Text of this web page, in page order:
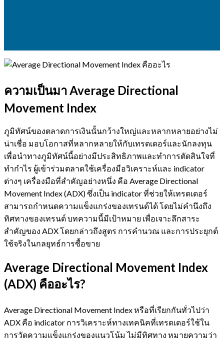
ความเป็นมา Average Directional
Movement Index
ภูมิทัศน์ของตลาดการเงินนั้นกว้างใหญ่และหลากหลายอย่างไม่
น่าเชื่อ มอบโอกาสที่หลากหลายให้กับเทรดเดอร์และนักลงทุน
เพื่อนำทางภูมิทัศน์นี้อย่างมีประสิทธิภาพและทำการตัดสินใจที่
ทำกำไร ผู้เข้าร่วมตลาดใช้เครื่องมือวิเคราะห์และ indicator
ต่างๆ เครื่องมือที่สำคัญอย่างหนึ่ง คือ Average Directional
Movement Index (ADX) ซึ่งเป็น indicator ที่ช่วยให้เทรดเดอร์
สามารถกำหนดความแข็งแกร่งของเทรนด์ได้ โดยไม่คำนึงถึง
ทิศทางของเทรนด์ บทความนี้มีเป้าหมาย เพื่อเจาะลึกสาระ
สำคัญของ ADX โดยกล่าวถึงสูตร การคำนวณ และการประยุกต์
ใช้จริงในกลยุทธ์การซื้อขาย
Average Directional Movement Index
(ADX) คืออะไร?
Average Directional Movement Index หรือที่เรียกกันทั่วไปว่า
ADX คือ indicator การวิเคราะห์ทางเทคนิคที่เทรดเดอร์ใช้ใน
การวัดความแข็งแกร่งของแนวโน้ม ไม่มีทิศทาง หมายความว่า